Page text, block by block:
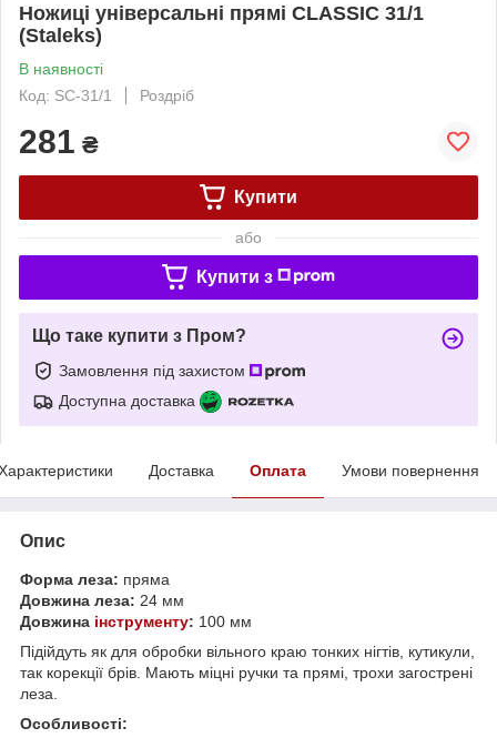
Ножиці універсальні прямі CLASSIC 31/1
(Staleks)
В наявності
Код: SC-31/1
Роздріб
281 ₴
Купити
або
Купити з
Що таке купити з Пром?
Замовлення під захистом
Доступна доставка
Доставка Оплата Умови повернення
Опис
Форма леза: пряма
Довжина леза: 24 мм
Довжина інструменту: 100 мм
Підійдуть як для обробки вільного краю тонких нігтів, кутикули,
так корекції брів. Мають міцні ручки та прямі, трохи загострені
леза.
Особливості: